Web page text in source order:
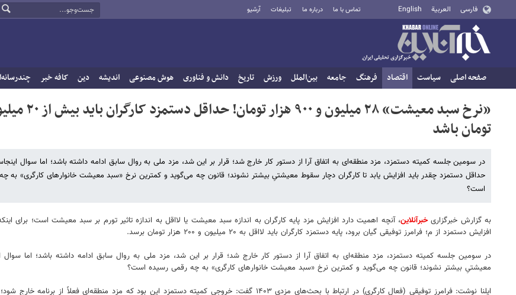
فارسی العربية English تماس با ما درباره ما تبلیغات آرشیو
صفحه اصلی سیاست اقتصاد فرهنگ جامعه بین‌الملل ورزش تاریخ دانش و فناوری هوش مصنوعی اندیشه دین کافه خبر
«نرخ سبد معیشت» ۲۸ میلیون و ۹۰۰ هزار تومان!
تومان باشد
در سومین جلسه کمیته دستمزد، مزد منطقه‌ای به اتفاق آرا از دستور کار خارج شد؛ قرار بر این شد، مزد ملی به روال سابق ادامه داشته باشد؛ اما سوال
حداقل دستمزد چقدر باید افزایش یابد تا کارگران دچار سقوط معیشتیِ بیشتر نشوند؛ قانون چه می‌گوید و کمترین نرخ «سبد معیشت خانوارهای کارگری» به
است؟
به گزارش خبرگزاریخبرآنلاین، آنچه اهمیت دارد افزایش مزد پایه کارگران به اندازه سبد معیشت یا لااقل به اندازه تاثیر تورم بر سبد معیشت است؛ برای اینکه
افزایش دستمزد از م؛ فرامرز توفیقی گیان برود، پایه دستمزد کارگران باید لااقل به ۲۰ میلیون و ۲۰۰ هزار تومان برسد.
در سومین جلسه کمیته دستمزد، مزد منطقه‌ای به اتفاق آرا از دستور کار خارج شد؛ قرار بر این شد، مزد ملی به روال سابق ادامه داشته باشد؛ اما
معیشتیِ بیشتر نشوند؛ قانون چه می‌گوید و کمترین نرخ «سبد معیشت خانوارهای کارگری» به چه رقمی رسیده است؟
ایلنا نوشت: فرامرز توفیقی (فعال کارگری) در ارتباط با بحث‌های مزدی ۱۴۰۳ گفت: خروجی کمیته دستمزد این بود که